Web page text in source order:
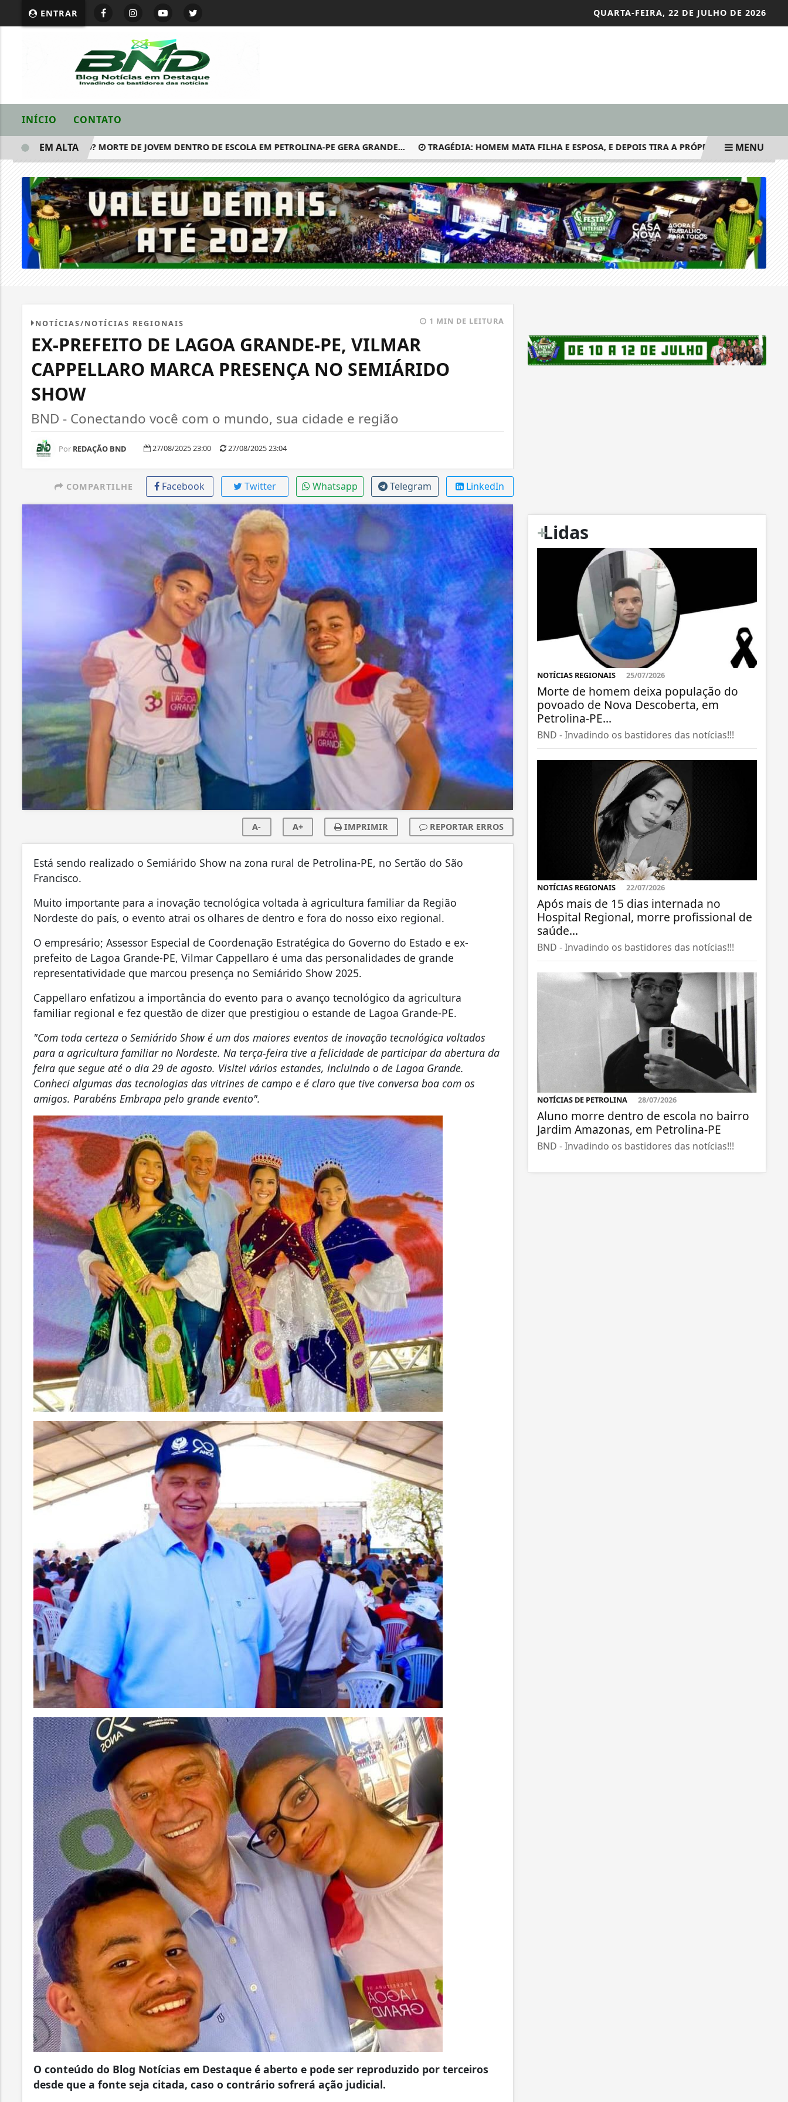
ENTRAR QUARTA-FEIRA, 22 DE JULHO DE 2026
INÍCIO CONTATO
ELÉTRICO? MORTE DE JOVEM DENTRO DE ESCOLA EM PETROLINA-PE GERA GRANDE... TRAGÉDIA: HOMEM MATA FILHA E ESPOSA, E DEPOIS TIRA A PRÓPRIA VIDA NO INTERIOR
EM ALTA MENU
NOTÍCIAS/NOTÍCIAS REGIONAIS 1 MIN DE LEITURA
EX-PREFEITO DE LAGOA GRANDE-PE, VILMAR
CAPPELLARO MARCA PRESENÇA NO SEMIÁRIDO
SHOW
BND - Conectando você com o mundo, sua cidade e região
Por REDAÇÃO BND 27/08/2025 23:00 27/08/2025 23:04
COMPARTILHE Facebook Twitter Whatsapp Telegram LinkedIn
A- A+ IMPRIMIR REPORTAR ERROS
Está sendo realizado o Semiárido Show na zona rural de Petrolina-PE, no Sertão do São
Francisco.
Muito importante para a inovação tecnológica voltada à agricultura familiar da Região
Nordeste do país, o evento atrai os olhares de dentro e fora do nosso eixo regional.
O empresário; Assessor Especial de Coordenação Estratégica do Governo do Estado e ex-
prefeito de Lagoa Grande-PE, Vilmar Cappellaro é uma das personalidades de grande
representatividade que marcou presença no Semiárido Show 2025.
Cappellaro enfatizou a importância do evento para o avanço tecnológico da agricultura
familiar regional e fez questão de dizer que prestigiou o estande de Lagoa Grande-PE.
"Com toda certeza o Semiárido Show é um dos maiores eventos de inovação tecnológica voltados
para a agricultura familiar no Nordeste. Na terça-feira tive a felicidade de participar da abertura da
feira que segue até o dia 29 de agosto. Visitei vários estandes, incluindo o de Lagoa Grande.
Conheci algumas das tecnologias das vitrines de campo e é claro que tive conversa boa com os
amigos. Parabéns Embrapa pelo grande evento".
O conteúdo do Blog Notícias em Destaque é aberto e pode ser reproduzido por terceiros
desde que a fonte seja citada, caso o contrário sofrerá ação judicial.
+
Lidas
NOTÍCIAS REGIONAIS 25/07/2026
Morte de homem deixa população do
povoado de Nova Descoberta, em
Petrolina-PE...
BND - Invadindo os bastidores das notícias!!!
NOTÍCIAS REGIONAIS 22/07/2026
Após mais de 15 dias internada no
Hospital Regional, morre profissional de
saúde...
BND - Invadindo os bastidores das notícias!!!
NOTÍCIAS DE PETROLINA 28/07/2026
Aluno morre dentro de escola no bairro
Jardim Amazonas, em Petrolina-PE
BND - Invadindo os bastidores das notícias!!!